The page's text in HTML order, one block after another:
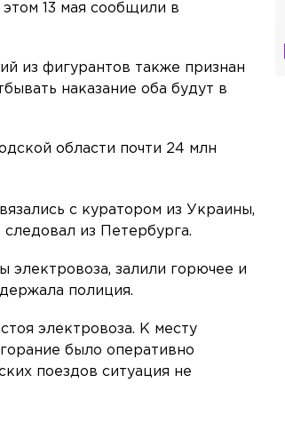
13 мая сообщили в
из фигурантов также признан
наказание оба будут в
области почти 24 млн
с куратором из Украины,
из Петербурга.
залили горючее и
полиция.
электровоза. К месту
было оперативно
поездов ситуация не